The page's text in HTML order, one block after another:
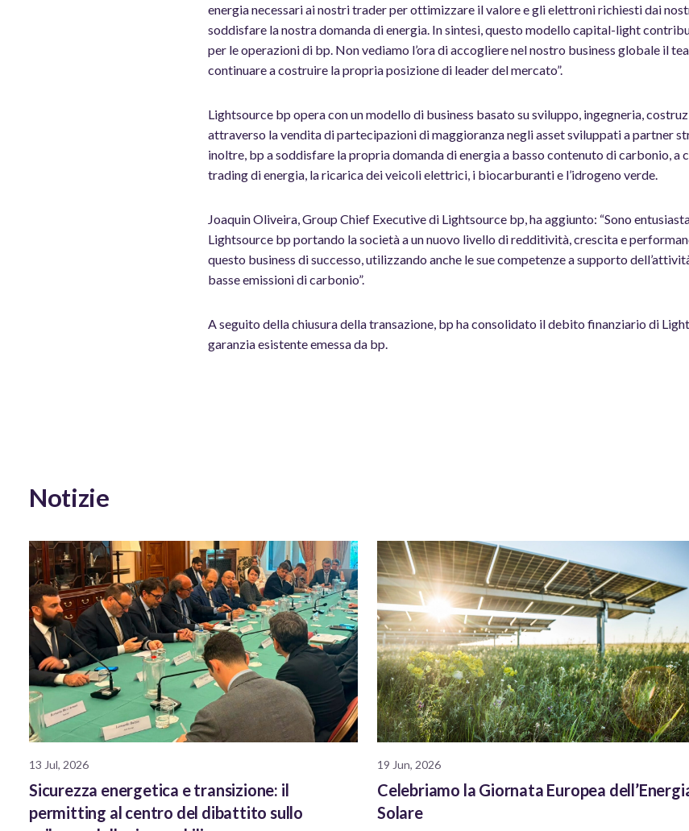
energia necessari ai nostri trader per ottimizzare il valore e gli elettroni richiesti dai
soddisfare la nostra domanda di energia. In sintesi, questo modello capital-light
per le operazioni di bp. Non vediamo l’ora di accogliere nel nostro business globale il
continuare a costruire la propria posizione di leader del mercato”.
Lightsource bp opera con un modello di business basato su sviluppo, ingegneria,
attraverso la vendita di partecipazioni di maggioranza negli asset sviluppati a partner
inoltre, bp a soddisfare la propria domanda di energia a basso contenuto di carbonio, a
trading di energia, la ricarica dei veicoli elettrici, i biocarburanti e l’idrogeno verde.
Joaquin Oliveira, Group Chief Executive di Lightsource bp, ha aggiunto: “Sono
Lightsource bp portando la società a un nuovo livello di redditività, crescita e
questo business di successo, utilizzando anche le sue competenze a supporto
basse emissioni di carbonio”.
A seguito della chiusura della transazione, bp ha consolidato il debito finanziario di
garanzia esistente emessa da bp.
Notizie
13 Jul, 2026
Sicurezza energetica e transizione: il
permitting al centro del dibattito sullo
19 Jun, 2026
Celebriamo la Giornata Europea
Solare